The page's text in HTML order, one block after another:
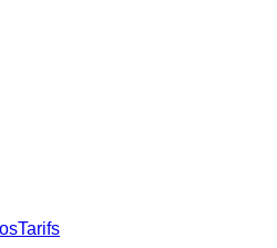
Tarifs